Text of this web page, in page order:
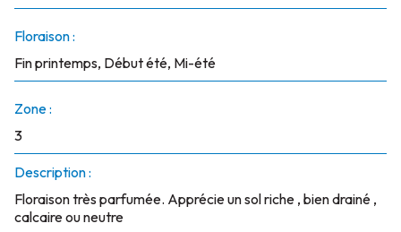
Floraison :
Fin printemps, Début été, Mi-été
Zone :
3
Description :
Floraison très parfumée. Apprécie un sol riche , bien drainé ,
calcaire ou neutre